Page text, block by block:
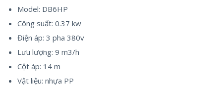
Model: DB6HP
Công suất: 0.37 kw
Điện áp: 3 pha 380v
Lưu lượng: 9 m3/h
Cột áp: 14 m
Vật liệu: nhựa PP